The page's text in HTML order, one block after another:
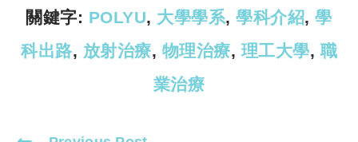
k
p
關鍵字: POLYU, 大學學系, 學科介紹, 學
科出路, 放射治療, 物理治療, 理工大學, 職
業治療